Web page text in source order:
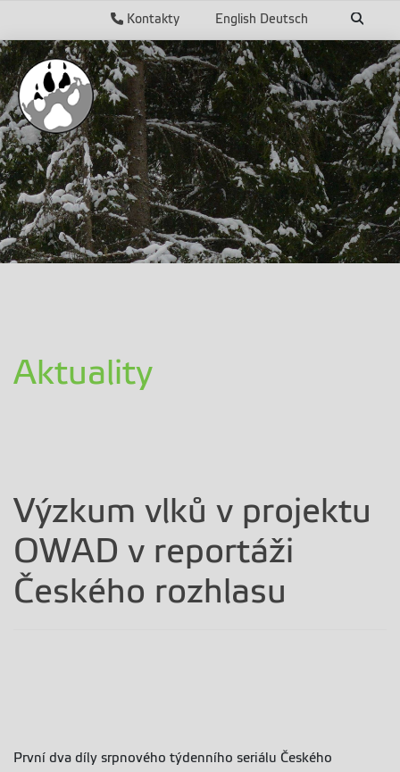
English Deutsch
Kontakty
Aktuality
Výzkum vlků v projektu
OWAD v reportáži
Českého rozhlasu
První dva díly srpnového týdenního seriálu Českého